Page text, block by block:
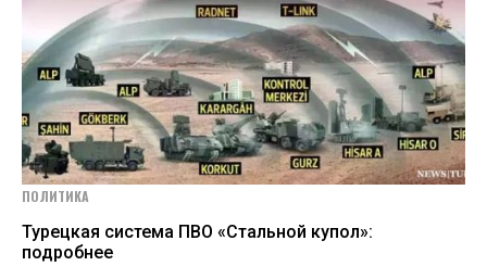
ПОЛИТИКА
Турецкая система ПВО «Стальной купол»:
подробнее